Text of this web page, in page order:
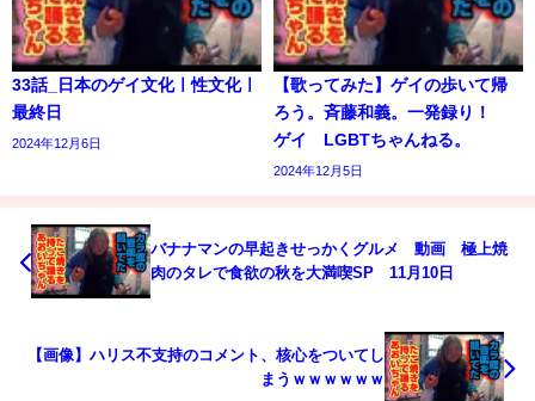
33話_日本のゲイ文化ㅣ性文化ㅣ
最終日
2024年12月6日
【歌ってみた】ゲイの歩いて帰
ろう。斉藤和義。一発録り！
ゲイ LGBTちゃんねる。
2024年12月5日
バナナマンの早起きせっかくグルメ 動画 極上焼
肉のタレで食欲の秋を大満喫SP 11月10日
【画像】ハリス不支持のコメント、核心をついてし
まうｗｗｗｗｗｗ